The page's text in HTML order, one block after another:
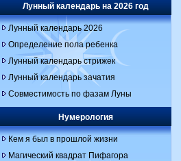
Лунный календарь на 2026 год
Лунный календарь 2026
Определение пола ребенка
Лунный календарь стрижек
Лунный календарь зачатия
Совместимость по фазам Луны
Нумерология
Кем я был в прошлой жизни
Магический квадрат Пифагора